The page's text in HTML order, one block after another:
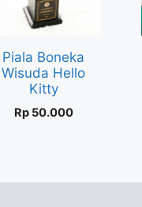
Piala Boneka
Wisuda Hello
Kitty
Rp50.000